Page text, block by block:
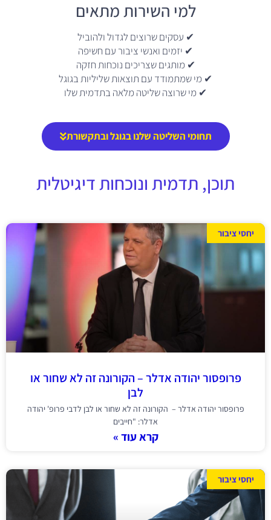
למי השירות מתאים
✔ עסקים שרוצים לגדול ולהוביל
✔ יזמים ואנשי ציבור עם חשיפה
✔ מותגים שצריכים נוכחות חזקה
✔ מי שמתמודד עם תוצאות שליליות בגוגל
✔ מי שרוצה שליטה מלאה בתדמית שלו
תחומי השליטה שלנו בגוגל ובתקשורת
תוכן, תדמית ונוכחות דיגיטלית
יחסי ציבור
פרופסור יהודה אדלר – הקורונה זה לא שחור או
לבן
פרופסור יהודה אדלר – הקורונה זה לא שחור או לבן לדבי פרופ' יהודה
אדלר: "חייבים
קרא עוד »
יחסי ציבור